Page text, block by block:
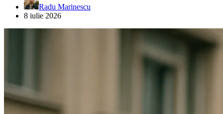
Radu Marinescu
8 iulie 2026